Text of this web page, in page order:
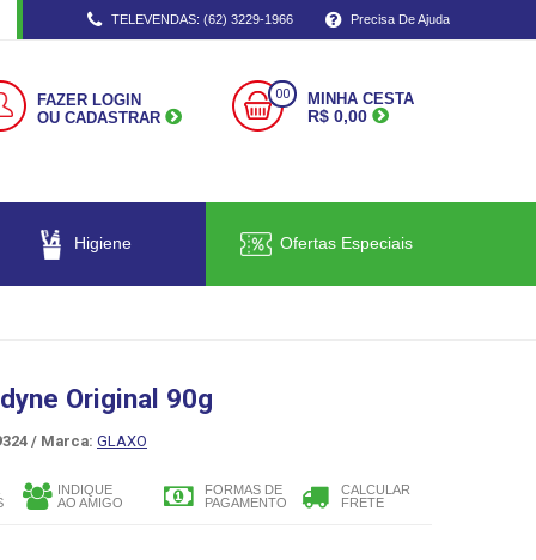
TELEVENDAS: (62) 3229-1966 Precisa De Ajuda
FAZER LOGIN
OU CADASTRAR
00 MINHA CESTA
R$ 0,00
Higiene Ofertas Especiais
Original 90g
/ Marca: GLAXO
INDIQUE
AO AMIGO
FORMAS DE
PAGAMENTO
CALCULAR
FRETE